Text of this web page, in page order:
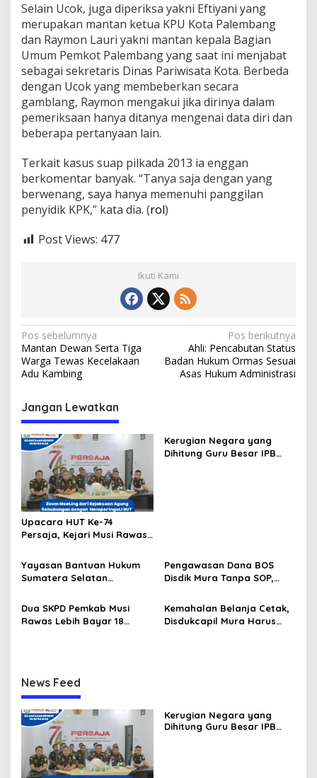
Selain Ucok, juga diperiksa yakni Eftiyani yang
merupakan mantan ketua KPU Kota Palembang
dan Raymon Lauri yakni mantan kepala Bagian
Umum Pemkot Palembang yang saat ini menjabat
sebagai sekretaris Dinas Pariwisata Kota. Berbeda
dengan Ucok yang membeberkan secara
gamblang, Raymon mengakui jika dirinya dalam
pemeriksaan hanya ditanya mengenai data diri dan
beberapa pertanyaan lain.
Terkait kasus suap pilkada 2013 ia enggan
berkomentar banyak. “Tanya saja dengan yang
berwenang, saya hanya memenuhi panggilan
penyidik KPK,” kata dia. (rol)
Post Views: 477
Ikuti Kami
N
a
v
i
g
a
s
p
o
s
Pos sebelumnya
Mantan Dewan Serta Tiga
Warga Tewas Kecelakaan
Adu Kambing
Pos berikutnya
Ahli: Pencabutan Status
Badan Hukum Ormas Sesuai
Asas Hukum Administrasi
Jangan Lewatkan
Upacara HUT Ke-74
Persaja, Kejari Musi Rawas
Wujudkan Asta Cita
Penegakan Hukum
Kerugian Negara yang
Dihitung Guru Besar IPB
Yayasan Bantuan Hukum
Sumatera Selatan
Siap Dibentuk, Ketuanya
Bahet Edi Kuswoyo
Pengawasan Dana BOS
Disdik Mura Tanpa SOP,
Hingga Rp8,2 Miliar
Dua SKPD Pemkab Musi
Rawas Lebih Bayar 18
Kemahalan Belanja Cetak,
Disdukcapil Mura Harus
News Feed
Kerugian Negara yang
Dihitung Guru Besar IPB